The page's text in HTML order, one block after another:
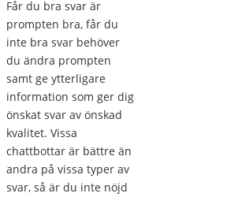
Får du bra svar är
prompten bra, får du
inte bra svar behöver
du ändra prompten
samt ge ytterligare
information som ger dig
önskat svar av önskad
kvalitet. Vissa
chattbottar är bättre än
andra på vissa typer av
svar, så är du inte nöjd